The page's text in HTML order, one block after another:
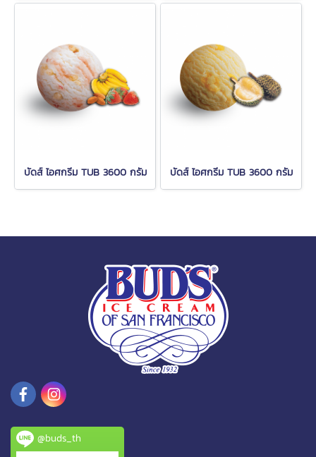
บัดส์ ไอศกรีม TUB 3600 กรัม บัดส์ ไอศกรีม TUB 3600 กรัม
@buds_th